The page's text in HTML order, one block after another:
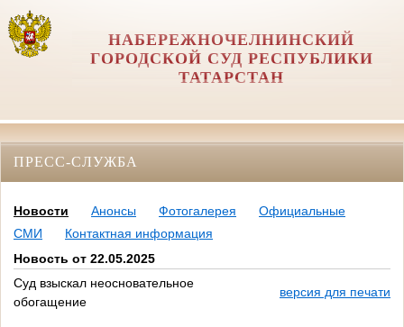
НАБЕРЕЖНОЧЕЛНИНСКИЙ
ГОРОДСКОЙ СУД РЕСПУБЛИКИ
ТАТАРСТАН
ПРЕСС-СЛУЖБА
Новости Анонсы Фотогалерея
Официальные
СМИ
Контактная информация
Новость от 22.05.2025
Суд взыскал неосновательное
обогащение
версия для печати